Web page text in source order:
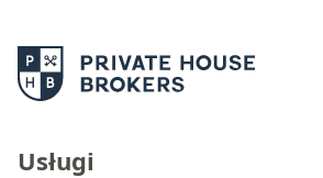
Usługi